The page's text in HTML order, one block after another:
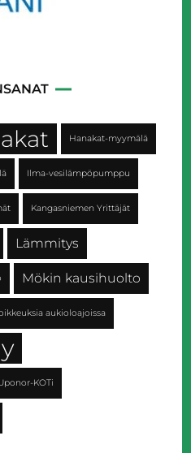
Hanakat-myymälä
Ilma-vesilämpöpumppu
Kangasniemen Yrittäjät
Lämmitys
Mökin kausihuolto
aukioloajoissa
KOTi